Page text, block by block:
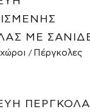
ΜΕ
Πέργκολες